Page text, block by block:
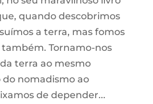
quando descobrimos
a terra, mas fomos
também. Tornamo-nos
terra ao mesmo
nomadismo ao
de depender...